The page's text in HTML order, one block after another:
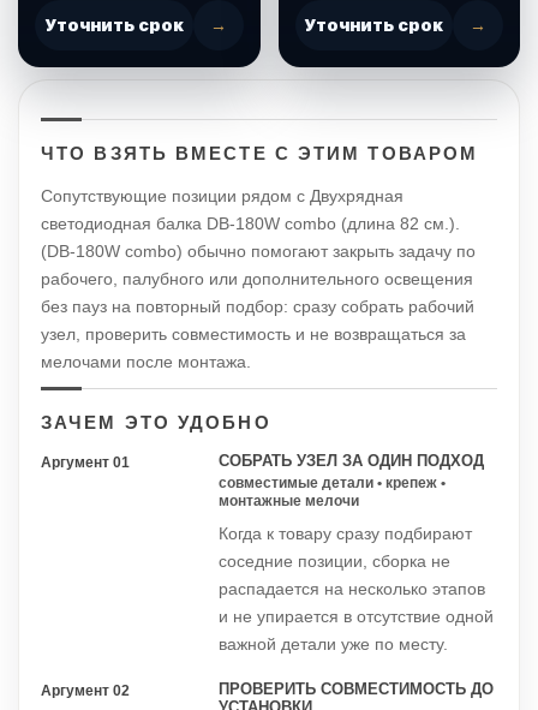
Уточнить срок → Уточнить срок →
ЧТО ВЗЯТЬ ВМЕСТЕ С ЭТИМ ТОВАРОМ
Сопутствующие позиции рядом с Двухрядная
светодиодная балка DB-180W combo (длина 82 см.).
(DB-180W combo) обычно помогают закрыть задачу по
рабочего, палубного или дополнительного освещения
без пауз на повторный подбор: сразу собрать рабочий
узел, проверить совместимость и не возвращаться за
мелочами после монтажа.
ЗАЧЕМ ЭТО УДОБНО
Аргумент 01 СОБРАТЬ УЗЕЛ ЗА ОДИН ПОДХОД
совместимые детали • крепеж •
монтажные мелочи
Когда к товару сразу подбирают
соседние позиции, сборка не
распадается на несколько этапов
и не упирается в отсутствие одной
важной детали уже по месту.
Аргумент 02
ПРОВЕРИТЬ СОВМЕСТИМОСТЬ ДО